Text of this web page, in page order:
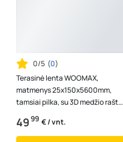
0/5 (0)
Terasinė lenta WOOMAX,
matmenys 25x150x5600mm,
tamsiai pilka, su 3D medžio raštu,
1 lenta - 0,84 m2
4999 € / vnt.